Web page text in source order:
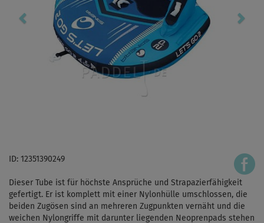
ID: 12351390249
Dieser Tube ist für höchste Ansprüche und Strapazierfähigkeit
gefertigt. Er ist komplett mit einer Nylonhülle umschlossen, die
beiden Zugösen sind an mehreren Zugpunkten vernäht und die
weichen Nylongriffe mit darunter liegenden Neoprenpads stehen